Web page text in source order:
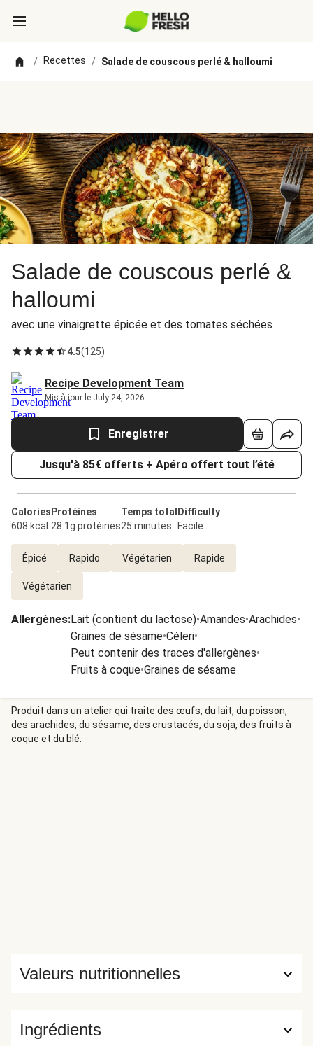
/ Recettes / Salade de couscous perlé & halloumi
Salade de couscous perlé &
halloumi
avec une vinaigrette épicée et des tomates séchées
4.5(125)
Recipe Development Team
Mis à jour le July 24, 2026
Enregistrer
Jusqu'à 85€ offerts + Apéro offert tout l’été
Calories
608 kcal
Protéines
28.1g protéines
Temps total
25 minutes
Difficulty
Facile
Épicé Rapido Végétarien Rapide
Végétarien
Allergènes:Lait (contient du lactose)•Amandes•Arachides•
Graines de sésame•Céleri•
Peut contenir des traces d'allergènes•
Fruits à coque•Graines de sésame
Produit dans un atelier qui traite des œufs, du lait, du poisson,
des arachides, du sésame, des crustacés, du soja, des fruits à
coque et du blé.
Ingrédients
Valeurs nutritionnelles